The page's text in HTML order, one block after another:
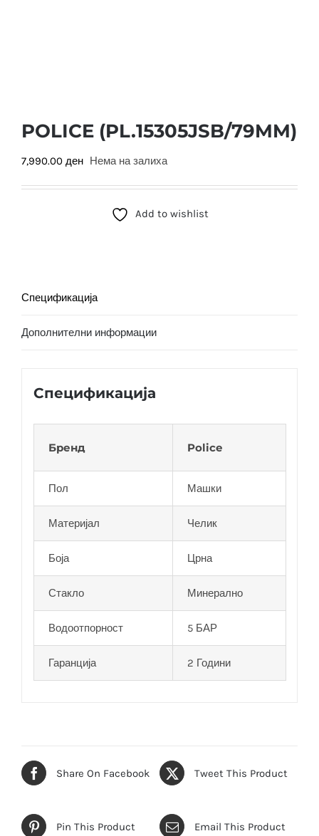
POLICE (PL.15305JSB/79MM)
7,990.00 ден Нема на залиха
Add to wishlist
Спецификација
Дополнителни информации
Спецификација
Бренд Police
Пол Машки
Материјал Челик
Боја Црна
Стакло Минерално
Водоотпорност 5 БАР
Гаранција 2 Години
Share On Facebook Tweet This Product
Pin This Product Email This Product